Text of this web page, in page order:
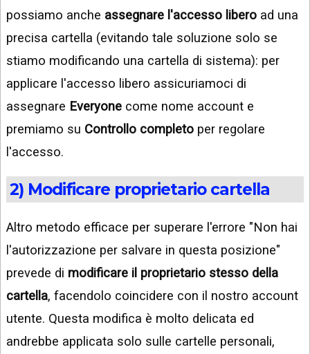
possiamo anche assegnare l'accesso libero ad una
precisa cartella (evitando tale soluzione solo se
stiamo modificando una cartella di sistema): per
applicare l'accesso libero assicuriamoci di
assegnare Everyone come nome account e
premiamo su Controllo completo per regolare
l'accesso.
2) Modificare proprietario cartella
Altro metodo efficace per superare l'errore "Non hai
l'autorizzazione per salvare in questa posizione"
prevede di modificare il proprietario stesso della
cartella, facendolo coincidere con il nostro account
utente. Questa modifica è molto delicata ed
andrebbe applicata solo sulle cartelle personali,